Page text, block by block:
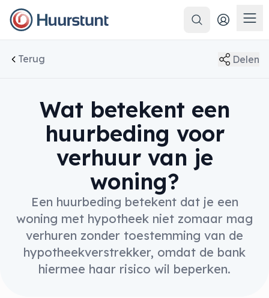
Zoeken
Terug
Delen
Wat betekent een
huurbeding voor
verhuur van je
woning?
Een huurbeding betekent dat je een
woning met hypotheek niet zomaar mag
verhuren zonder toestemming van de
hypotheekverstrekker, omdat de bank
hiermee haar risico wil beperken.